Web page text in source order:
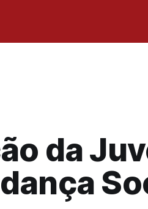
da